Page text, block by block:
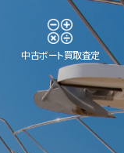
中古ボート買取査定